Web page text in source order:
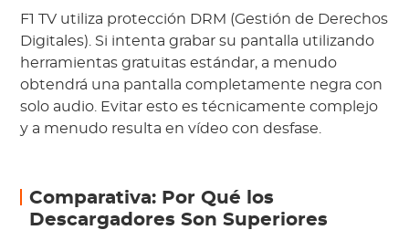
F1 TV utiliza protección DRM (Gestión de Derechos
Digitales). Si intenta grabar su pantalla utilizando
herramientas gratuitas estándar, a menudo
obtendrá una pantalla completamente negra con
solo audio. Evitar esto es técnicamente complejo
y a menudo resulta en vídeo con desfase.
Comparativa: Por Qué los
Descargadores Son Superiores